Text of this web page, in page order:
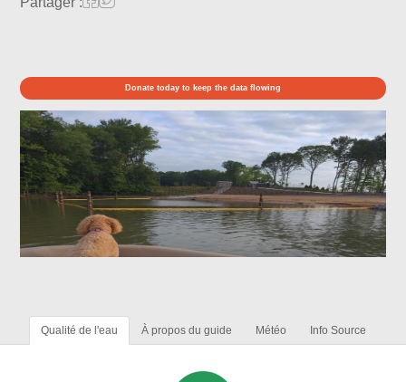
Donate today to keep the data flowing
Qualité de l'eau À propos du guide Météo Info Source